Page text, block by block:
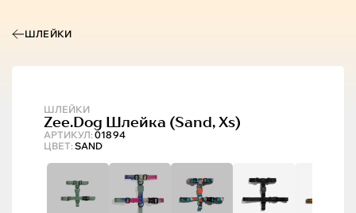
ШЛЕЙКИ
ШЛЕЙКИ
АРТИКУЛ: 01894
Zee.Dog Шлейка (sand, Xs)
ЦВЕТ: SAND